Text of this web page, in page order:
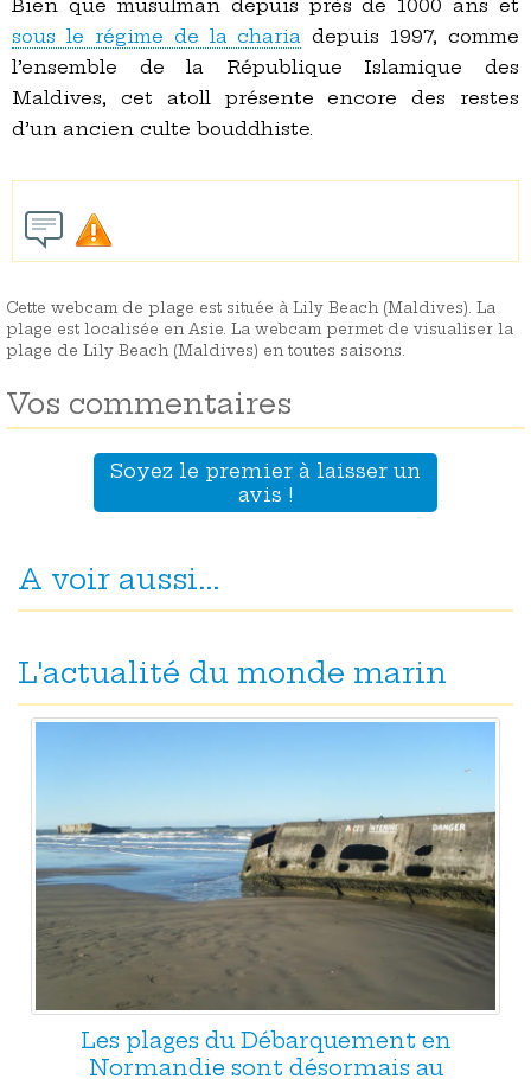
Bien que musulman depuis près de 1000 ans et
sous le régime de la charia depuis 1997, comme
l’ensemble de la République Islamique des
Maldives, cet atoll présente encore des restes
d’un ancien culte bouddhiste.
Cette webcam de plage est située à Lily Beach (Maldives). La
plage est localisée en Asie. La webcam permet de visualiser la
plage de Lily Beach (Maldives) en toutes saisons.
Vos commentaires
Soyez le premier à laisser un
avis !
A voir aussi...
L'actualité du monde marin
Les plages du Débarquement en
Normandie sont désormais au